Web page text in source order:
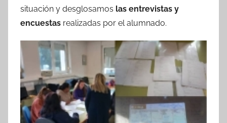
situación y desglosamos las entrevistas y
encuestas realizadas por el alumnado.